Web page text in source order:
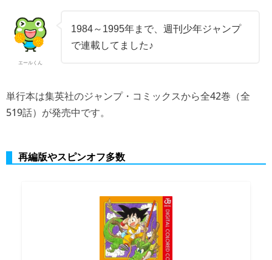
エールくん
1984～1995年まで、週刊少年ジャンプ
で連載してました♪
単行本は集英社のジャンプ・コミックスから全42巻（全
519話）が発売中です。
再編版やスピンオフ多数